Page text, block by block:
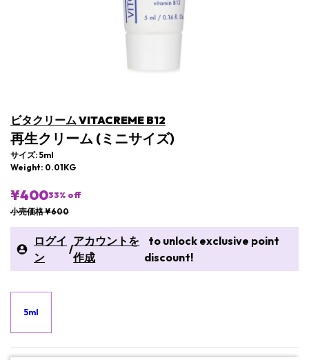
ビタクリーム VITACREME B12
再生クリーム (ミニサイズ)
サイズ: 5ml
Weight: 0.01KG
¥40033% off
小売価格 ¥600
ログイ
ン
/
アカウントを
作成
to unlock exclusive point
discount!
5ml